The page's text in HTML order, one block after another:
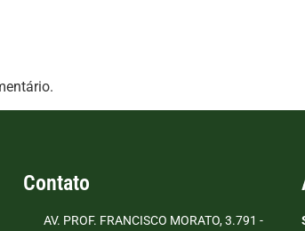
Contato
AV. PROF. FRANCISCO MORATO, 3.791 -